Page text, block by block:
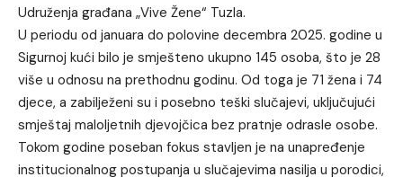
Udruženja građana „Vive Žene“ Tuzla.
U periodu od januara do polovine decembra 2025. godine u
Sigurnoj kući bilo je smješteno ukupno 145 osoba, što je 28
više u odnosu na prethodnu godinu. Od toga je 71 žena i 74
djece, a zabilježeni su i posebno teški slučajevi, uključujući
smještaj maloljetnih djevojčica bez pratnje odrasle osobe.
Tokom godine poseban fokus stavljen je na unapređenje
institucionalnog postupanja u slučajevima nasilja u porodici,